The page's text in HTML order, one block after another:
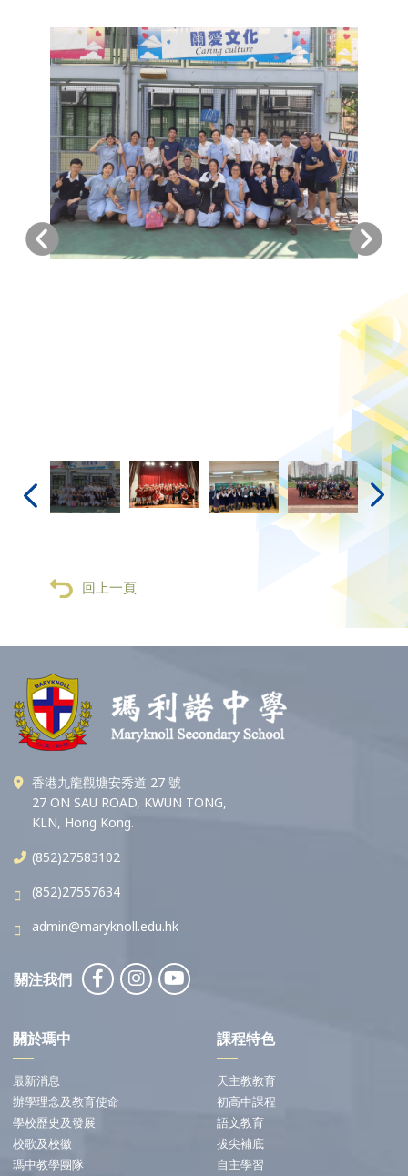
回上一頁
香港九龍觀塘安秀道 27 號
27 ON SAU ROAD, KWUN TONG,
KLN, Hong Kong.
(852)27583102
(852)27557634
admin@maryknoll.edu.hk
關注我們
關於瑪中
最新消息
辦學理念及教育使命
學校歷史及發展
校歌及校徽
瑪中教學團隊
課程特色
天主教教育
初高中課程
語文教育
拔尖補底
自主學習